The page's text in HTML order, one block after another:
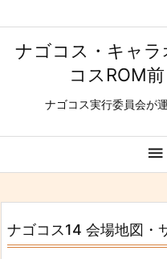
ナゴコス・キャラ
コスROM
ナゴコス実行委員会が

ナゴコス14 会場地図・